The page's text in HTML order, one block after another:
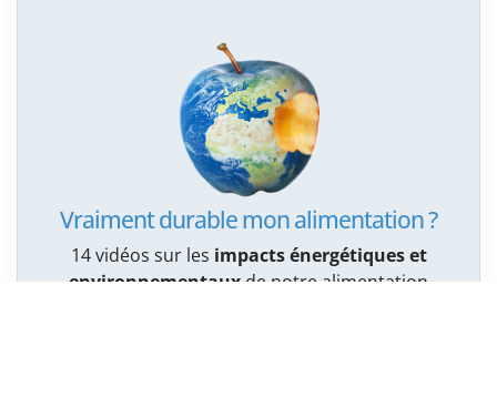
Vraiment durable mon alimentation ?
14 vidéos sur les impacts énergétiques et
environnementauxde notre alimentation